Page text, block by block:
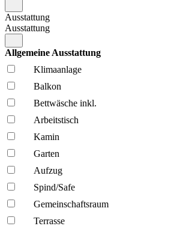
Ausstattung
Ausstattung
Allgemeine Ausstattung
Klima­anlage
Balkon
Bettwäsche inkl.
Arbeitstisch
Kamin
Garten
Aufzug
Spind/Safe
Gemeinschafts­raum
Terrasse